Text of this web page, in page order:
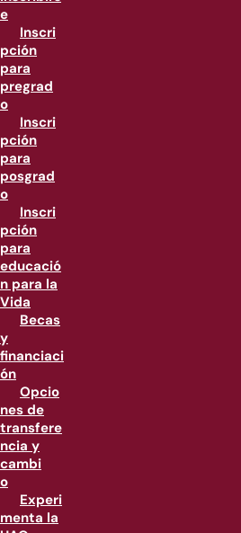
e
Inscri
pción
para
pregrad
o
Inscri
pción
para
posgrad
o
Inscri
pción
para
educació
n para la
Vida
Becas
y
financiaci
ón
Opcio
nes de
transfere
ncia y
cambi
o
Experi
menta la